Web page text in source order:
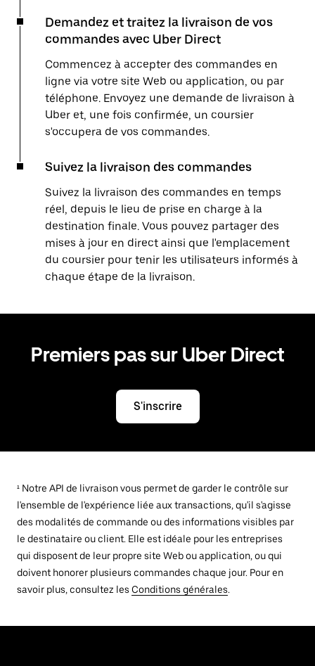
Demandez et traitez la livraison de vos
commandes avec Uber Direct
Commencez à accepter des commandes en
ligne via votre site Web ou application, ou par
téléphone. Envoyez une demande de livraison à
Uber et, une fois confirmée, un coursier
s'occupera de vos commandes.
Suivez la livraison des commandes
Suivez la livraison des commandes en temps
réel, depuis le lieu de prise en charge à la
destination finale. Vous pouvez partager des
mises à jour en direct ainsi que l'emplacement
du coursier pour tenir les utilisateurs informés à
chaque étape de la livraison.
Premiers pas sur Uber Direct
S'inscrire
¹ Notre API de livraison vous permet de garder le contrôle sur
l'ensemble de l'expérience liée aux transactions, qu'il s'agisse
des modalités de commande ou des informations visibles par
le destinataire ou client. Elle est idéale pour les entreprises
qui disposent de leur propre site Web ou application, ou qui
doivent honorer plusieurs commandes chaque jour. Pour en
savoir plus, consultez les Conditions générales.